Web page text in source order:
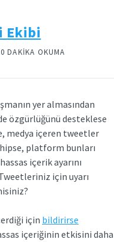
Ekibi
DAKIKA OKUMA
yer almasından
özgürlüğünü desteklese
medya içeren tweetler
platform bunları
içerik ayarını
için uyarı
için bildirirse
içeriğinin etkisini daha